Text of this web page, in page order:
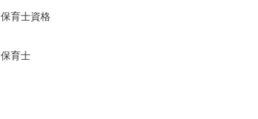
保育士資格
保育士